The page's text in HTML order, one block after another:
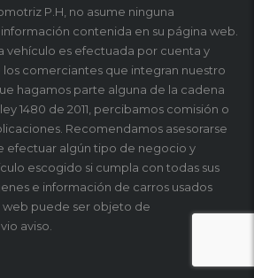
P.H, no asume ninguna
contenida en su página web.
vehículo es efectuada por cuenta y
comerciantes que integran nuestro
hagamos parte alguna de la cadena
1480 de 2011, percibamos comisión o
Recomendamos asesorarse
efectuar algún tipo de negocio y
escogido si cumpla con todas sus
e información de carros usados
web puede ser objeto de
aviso.